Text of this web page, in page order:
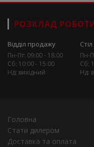
РОЗКЛАД
Відділ продажу
Пн-Пт: 09:00 - 18:00
Сб: 10:00 - 15:00
Нд: вихідний
Пн-
Сб:
Нд:
Головна
Стати дилером
Доставка та оплата